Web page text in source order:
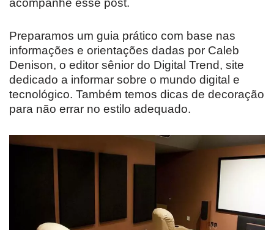
acompanhe esse post.
Preparamos um guia prático com base nas
informações e orientações dadas por Caleb
Denison, o editor sênior do Digital Trend, site
dedicado a informar sobre o mundo digital e
tecnológico. Também temos dicas de decoração
para não errar no estilo adequado.